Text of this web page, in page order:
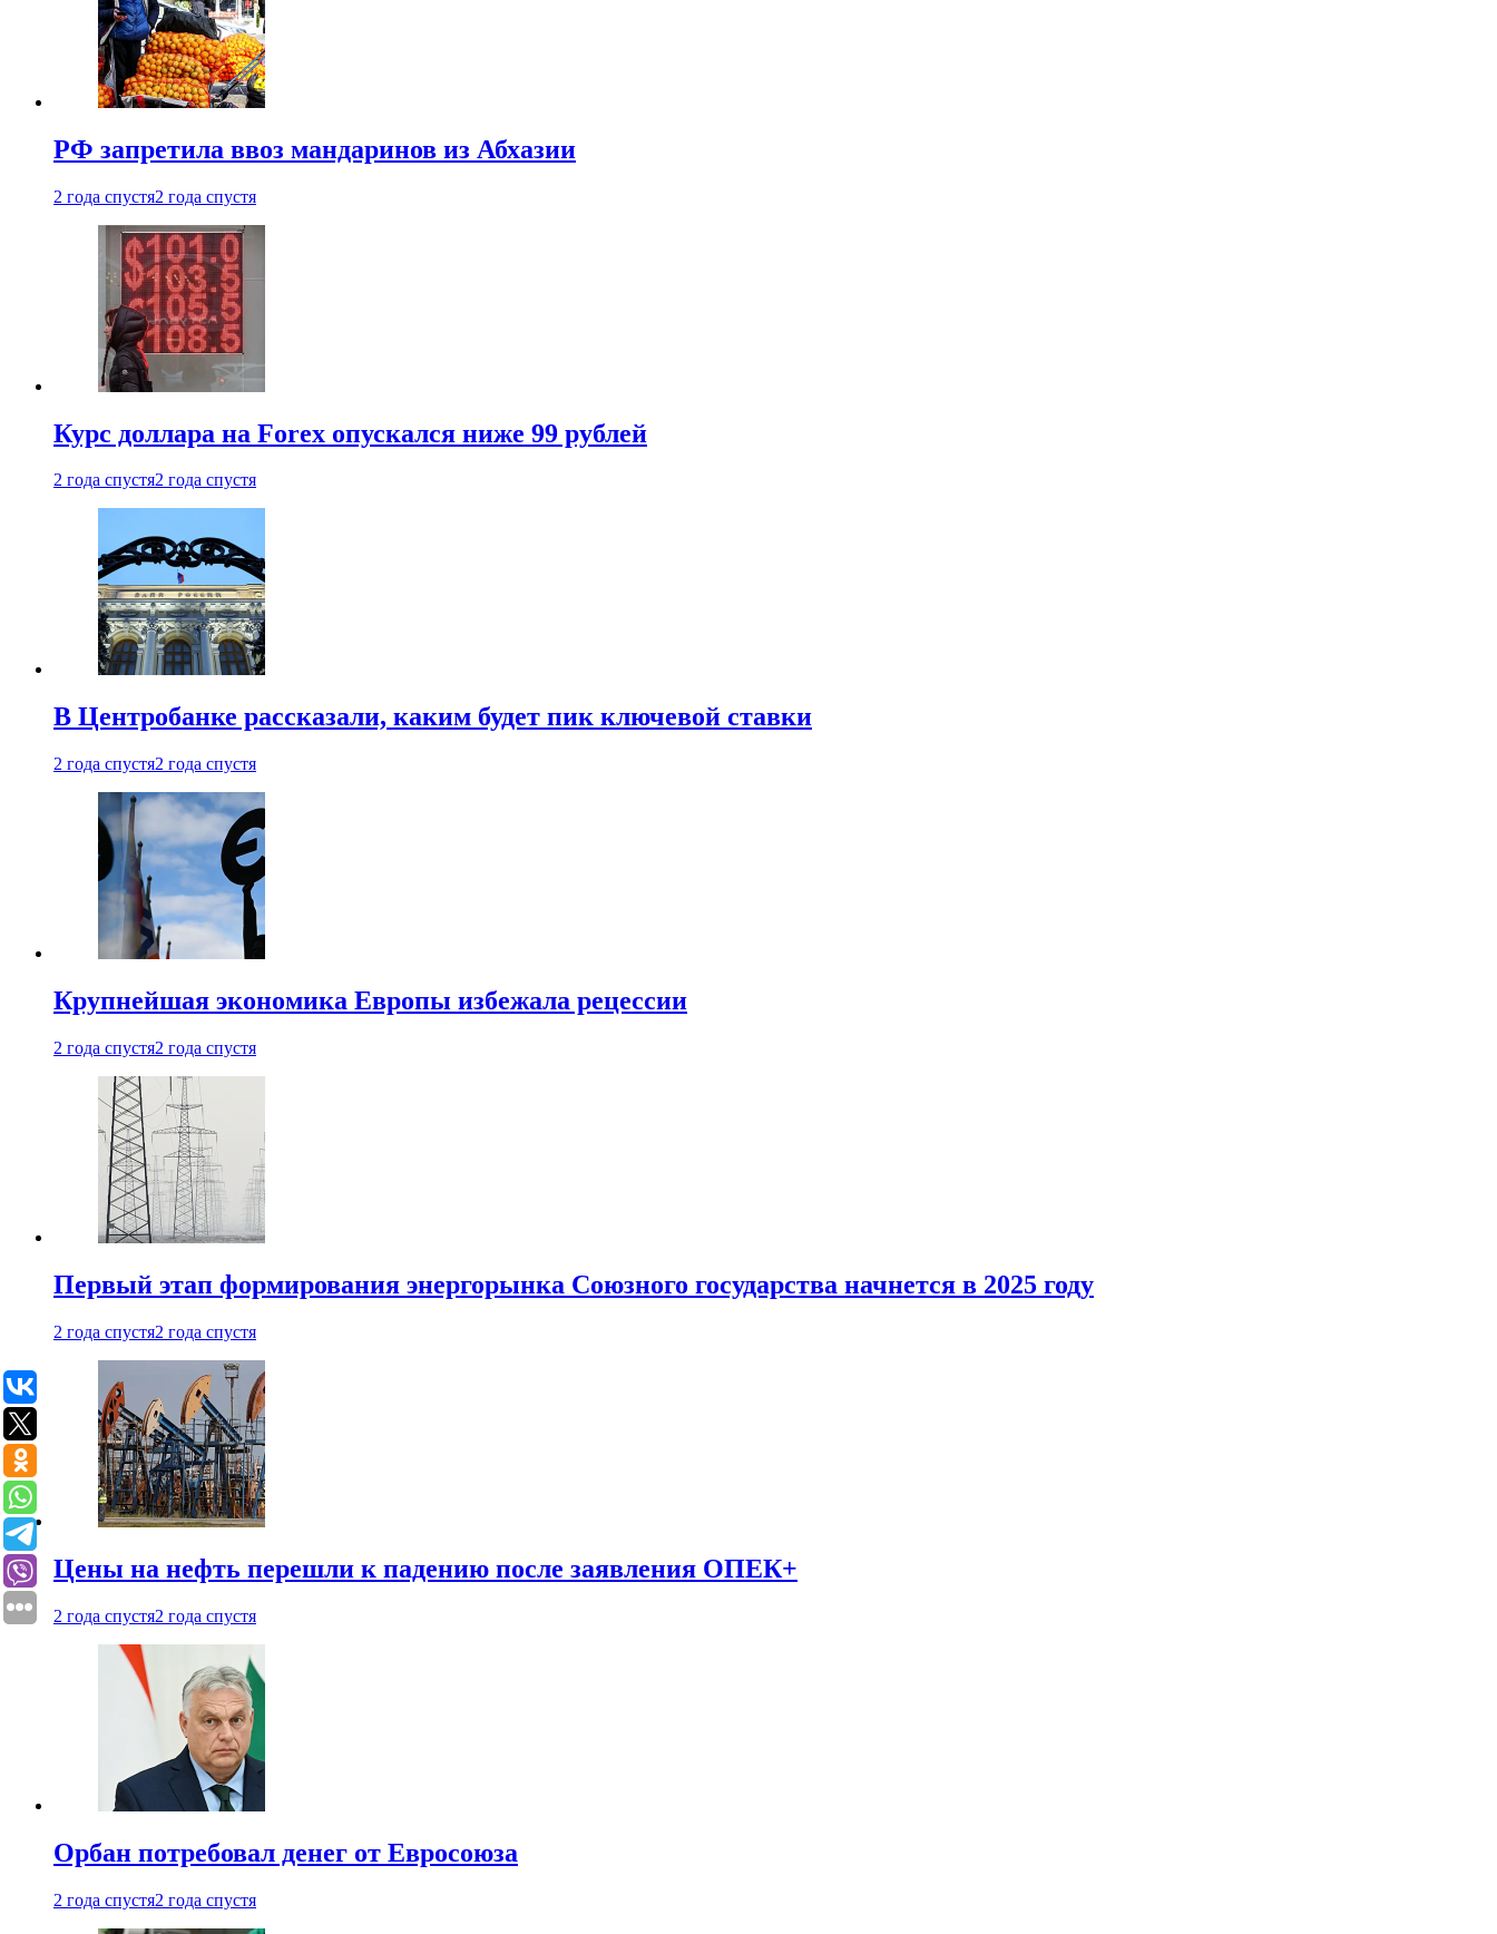
РФ запретила ввоз мандаринов из Абхазии
2 года спустя2 года спустя
Курс доллара на Forex опускался ниже 99 рублей
2 года спустя2 года спустя
В Центробанке рассказали, каким будет пик ключевой ставки
2 года спустя2 года спустя
Крупнейшая экономика Европы избежала рецессии
2 года спустя2 года спустя
Первый этап формирования энергорынка Союзного государства начнется в 2025 году
2 года спустя2 года спустя
Цены на нефть перешли к падению после заявления ОПЕК+
2 года спустя2 года спустя
Орбан потребовал денег от Евросоюза
2 года спустя2 года спустя